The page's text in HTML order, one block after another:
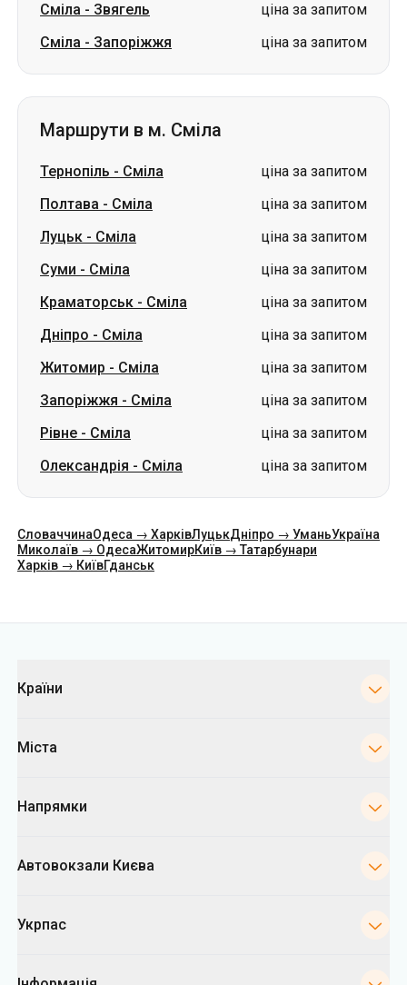
Сміла - Звягель
ціна за запитом
Сміла - Запоріжжя ціна за запитом
Маршрути в м. Сміла
Тернопіль - Сміла
ціна за запитом
Полтава - Сміла
ціна за запитом
Луцьк - Сміла
ціна за запитом
Суми - Сміла
ціна за запитом
Краматорськ - Сміла
ціна за запитом
Дніпро - Сміла
ціна за запитом
Житомир - Сміла
ціна за запитом
Запоріжжя - Сміла
ціна за запитом
Рівне - Сміла
ціна за запитом
Олександрія - Сміла ціна за запитом
СловаччинаОдеса → ХарківЛуцькДніпро → УманьУкраїна
Миколаїв → ОдесаЖитомирКиїв → Татарбунари
Харків → КиївГданськ
Країни
Міста
Напрямки
Автовокзали Києва
Укрпас